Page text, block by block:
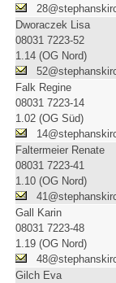
Dworaczek Lisa
08031 7223-52
1.14 (OG Nord)
Falk Regine
08031 7223-14
1.02 (OG Süd)
Faltermeier Renate
08031 7223-41
1.10 (OG Nord)
Gall Karin
08031 7223-48
1.19 (OG Nord)
Gilch Eva